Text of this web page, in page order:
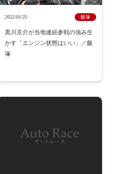
2022/01/25 飯塚
黒川京介が当地連続参戦の強み生
かす「エンジン状態はいい」／飯
塚